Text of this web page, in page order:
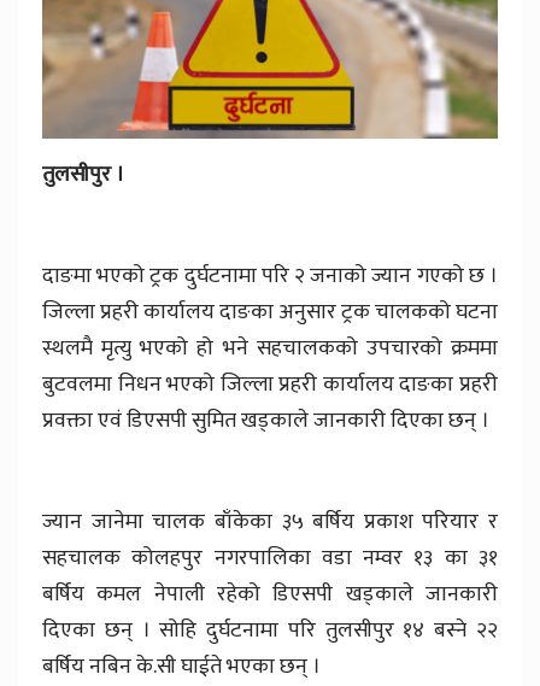
तुलसीपुर ।
दाङमा भएको ट्रक दुर्घटनामा परि २ जनाको ज्यान गएको छ ।
जिल्ला प्रहरी कार्यालय दाङका अनुसार ट्रक चालकको घटना
स्थलमै मृत्यु भएको हो भने सहचालकको उपचारको क्रममा
बुटवलमा निधन भएको जिल्ला प्रहरी कार्यालय दाङका प्रहरी
प्रवक्ता एवं डिएसपी सुमित खड्काले जानकारी दिएका छन् ।
ज्यान जानेमा चालक बाँकेका ३५ बर्षिय प्रकाश परियार र
सहचालक कोलहपुर नगरपालिका वडा नम्वर १३ का ३१
बर्षिय कमल नेपाली रहेको डिएसपी खड्काले जानकारी
दिएका छन् । सोहि दुर्घटनामा परि तुलसीपुर १४ बस्ने २२
बर्षिय नबिन के.सी घाईते भएका छन् ।